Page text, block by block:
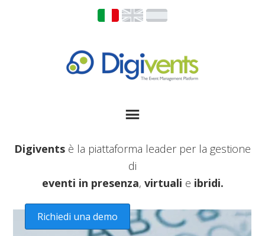
Digivents è la piattaforma leader per la gestione
di
eventi in presenza, virtuali e ibridi.
Richiedi una demo